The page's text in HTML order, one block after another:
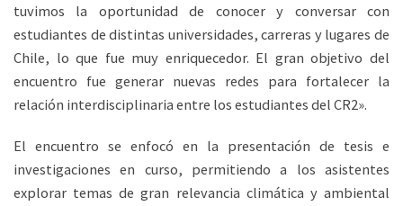
tuvimos la oportunidad de conocer y conversar con
estudiantes de distintas universidades, carreras y lugares de
Chile, lo que fue muy enriquecedor. El gran objetivo del
encuentro fue generar nuevas redes para fortalecer la
relación interdisciplinaria entre los estudiantes del CR2».
El encuentro se enfocó en la presentación de tesis e
investigaciones en curso, permitiendo a los asistentes
explorar temas de gran relevancia climática y ambiental